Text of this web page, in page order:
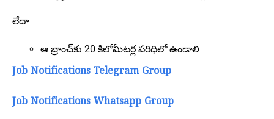
లేదా
ఆ బ్రాంచ్‌కు 20 కిలోమీటర్ల పరిధిలో ఉండాలి
Job Notifications Telegram Group
Job Notifications Whatsapp Group